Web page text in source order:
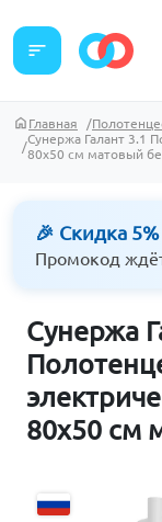
sort
Главная
Сунержа Галант 3.1
80х50 см матовый
🎉 Скидка
Промокод
Сунержа
80х50 см